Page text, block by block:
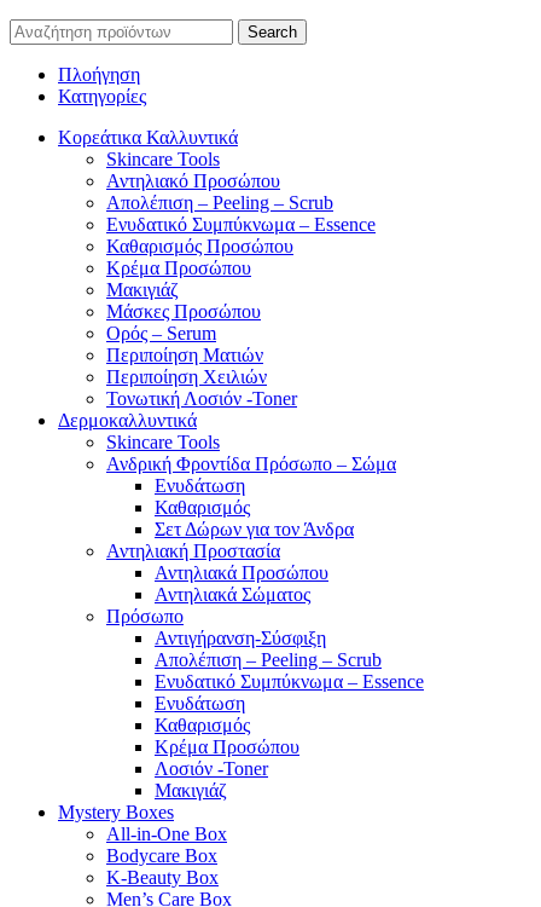
Search
Πλοήγηση
Κατηγορίες
Κορεάτικα Καλλυντικά
Skincare Tools
Αντηλιακό Προσώπου
Απολέπιση – Peeling – Scrub
Ενυδατικό Συμπύκνωμα – Essence
Καθαρισμός Προσώπου
Κρέμα Προσώπου
Μακιγιάζ
Μάσκες Προσώπου
Ορός – Serum
Περιποίηση Ματιών
Περιποίηση Χειλιών
Τονωτική Λοσιόν -Toner
Δερμοκαλλυντικά
Skincare Tools
Ανδρική Φροντίδα Πρόσωπο – Σώμα
Ενυδάτωση
Καθαρισμός
Σετ Δώρων για τον Άνδρα
Αντηλιακή Προστασία
Αντηλιακά Προσώπου
Αντηλιακά Σώματος
Πρόσωπο
Αντιγήρανση-Σύσφιξη
Απολέπιση – Peeling – Scrub
Ενυδατικό Συμπύκνωμα – Essence
Ενυδάτωση
Καθαρισμός
Κρέμα Προσώπου
Λοσιόν -Toner
Μακιγιάζ
Mystery Boxes
All-in-One Box
Bodycare Box
K-Beauty Box
Men’s Care Box